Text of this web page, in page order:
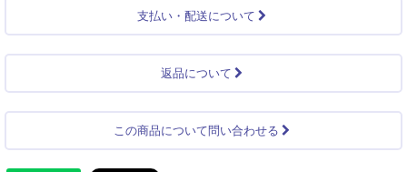
支払い・配送について
返品について
この商品について問い合わせる